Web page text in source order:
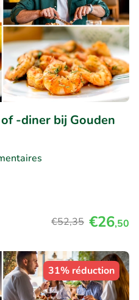
-diner bij Gouden
€52,35 €26,50
31% réduction